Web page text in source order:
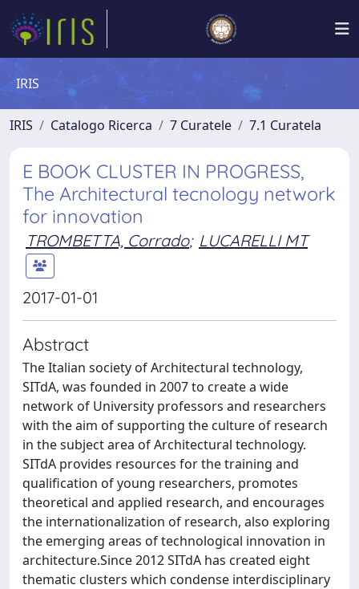
IRIS
IRIS Catalogo Ricerca 7 Curatele 7.1 Curatela
E BOOK CLUSTER IN PROGRESS,
The Architectural tecnology network
for innovation
TROMBETTA, Corrado; LUCARELLI MT
2017-01-01
Abstract
The Italian society of Architectural technology,
SITdA, was founded in 2007 to create a wide
network of University professors and researchers
with the aim of supporting the culture of research
in the subject area of Architectural technology.
SITdA provides resources for the training and
qualification of young researchers, promotes
theoretical and applied research, and encourages
the internationalization of research, also exploring
the emerging areas of technological innovation in
architecture.Since 2012 SITdA has created eight
thematic clusters which condense interdisciplinary